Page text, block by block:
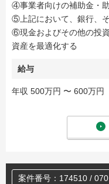
④事業者向けの補助金・
⑤上記において、銀行、
⑥現金およびその他の投
資産を最適化する
給与
年収 500万円 〜 600万円
案件番号：174510 / 070